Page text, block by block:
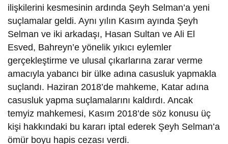
ilişkilerini kesmesinin ardında Şeyh Selman’a yeni
suçlamalar geldi. Aynı yılın Kasım ayında Şeyh
Selman ve iki arkadaşı, Hasan Sultan ve Ali El
Esved, Bahreyn’e yönelik yıkıcı eylemler
gerçekleştirme ve ulusal çıkarlarına zarar verme
amacıyla yabancı bir ülke adına casusluk yapmakla
suçlandı. Haziran 2018’de mahkeme, Katar adına
casusluk yapma suçlamalarını kaldırdı. Ancak
temyiz mahkemesi, Kasım 2018’de söz konusu üç
kişi hakkındaki bu kararı iptal ederek Şeyh Selman’a
ömür boyu hapis cezası verdi.